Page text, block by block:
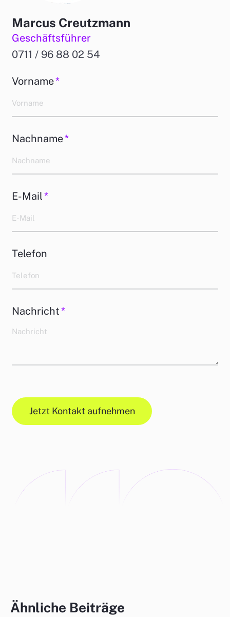
Marcus Creutzmann
Geschäftsführer
0711 / 96 88 02 54
Vorname*
Nachname*
E-Mail*
Telefon
Nachricht*
Jetzt Kontakt aufnehmen
Ähnliche Beiträge